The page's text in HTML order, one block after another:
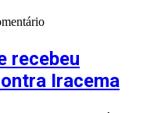
recebeu
Iracema